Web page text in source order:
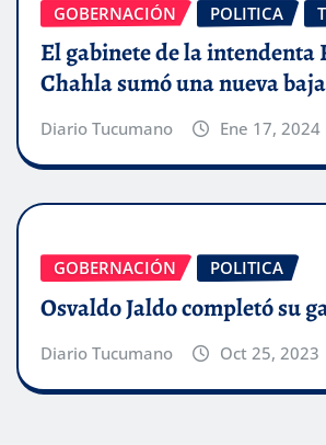
GOBERNACIÓN POLITICA
El gabinete de la intendenta
Chahla sumó una nueva baja
Diario Tucumano Ene 17, 2024
GOBERNACIÓN POLITICA
Osvaldo Jaldo completó su
Diario Tucumano Oct 25, 2023